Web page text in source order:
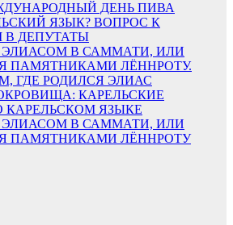
ДЕНЬ ПИВА
ЯЗЫК? ВОПРОС К
ДЕПУТАТЫ
В САММАТИ, ИЛИ
ПАМЯТНИКАМИ ЛЁННРОТУ.
ГДЕ РОДИЛСЯ ЭЛИАС
КАРЕЛЬСКИЕ
КАРЕЛЬСКОМ ЯЗЫКЕ
В САММАТИ, ИЛИ
ПАМЯТНИКАМИ ЛЁННРОТУ